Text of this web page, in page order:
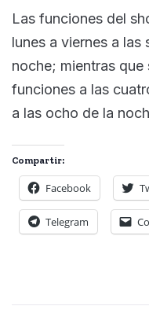
Las funciones del
lunes a viernes a
noche; mientras
funciones a las
a las ocho de la
Compartir:
Facebook
Telegram